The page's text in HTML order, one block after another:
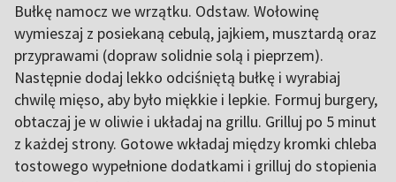
Bułkę namocz we wrzątku. Odstaw. Wołowinę
wymieszaj z posiekaną cebulą, jajkiem, musztardą oraz
przyprawami (dopraw solidnie solą i pieprzem).
Następnie dodaj lekko odciśniętą bułkę i wyrabiaj
chwilę mięso, aby było miękkie i lepkie. Formuj burgery,
obtaczaj je w oliwie i układaj na grillu. Grilluj po 5 minut
z każdej strony. Gotowe wkładaj między kromki chleba
tostowego wypełnione dodatkami i grilluj do stopienia